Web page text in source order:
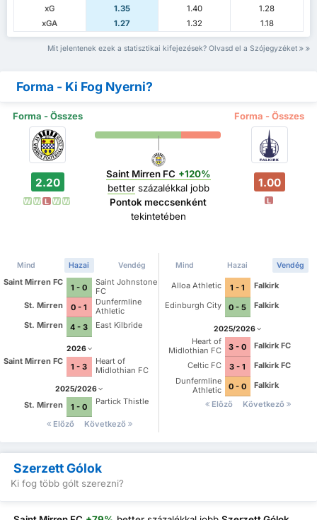
xG
1.35 1.40
1.28
xGA
1.27 1.32 1.18
Mit jelentenek ezek a statisztikai kifejezések? Olvasd el a Szójegyzéket
Forma - Ki Fog Nyerni?
Forma - Összes Forma - Összes
2.20
W W L W W
Saint Mirren FC +120%
betterszázalékkal jobb
Pontok meccsenként
tekintetében
1.00
L
Mind Hazai Vendég
Saint Mirren FC
1 - 0
Saint Johnstone
FC
St. Mirren
0 - 1
Dunfermline
Athletic
St. Mirren
4 - 3 East Kilbride
2026
Saint Mirren FC
1 - 3
Heart of
Midlothian FC
2025/2026
St. Mirren 1 - 0
Partick Thistle
Előző Következő
Mind Hazai Vendég
Alloa Athletic 1 - 1
Falkirk
Edinburgh City
0 - 5 Falkirk
2025/2026
Heart of
Midlothian FC
3 - 0
Falkirk FC
Celtic FC
3 - 1
Falkirk FC
Dunfermline
Athletic
0 - 0
Falkirk
Előző
Következő
Szerzett Gólok
Ki fog több gólt szerezni?